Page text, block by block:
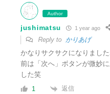
Author
jushimatsu 1 year ago
Reply to かりあげ
かなりサクサクになりました
前は「次へ」ボタンが微妙
した笑
1 返信